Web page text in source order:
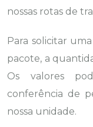
nossas rotas de
Para solicitar
pacote, a
Os valores
conferência de
nossa unidade.